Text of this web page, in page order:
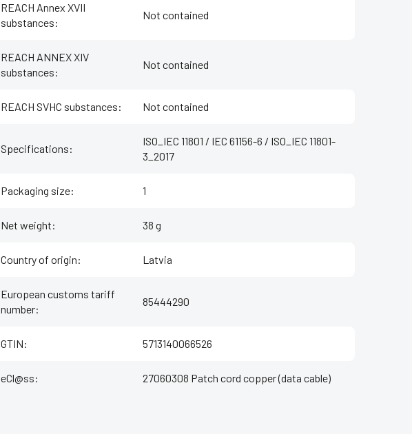
REACH Annex XVII
substances:
Not contained
REACH ANNEX XIV
substances:
Not contained
REACH SVHC substances: Not contained
Specifications:
ISO_IEC 11801 / IEC 61156-6 / ISO_IEC 11801-
3_2017
Packaging size: 1
Net weight: 38 g
Country of origin: Latvia
European customs tariff
number:
85444290
GTIN: 5713140066526
eCl@ss: 27060308 Patch cord copper (data cable)